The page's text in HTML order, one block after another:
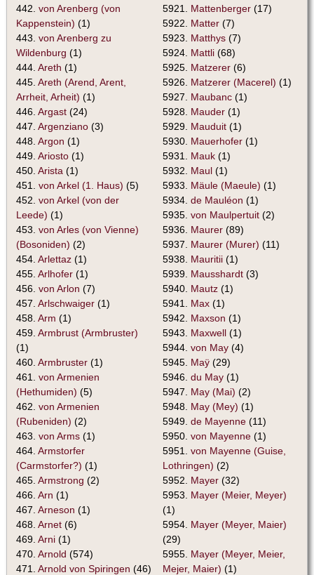
442. von Arenberg (von
Kappenstein) (1)
443. von Arenberg zu
Wildenburg (1)
444. Areth (1)
445. Areth (Arend, Arent,
Arrheit, Arheit) (1)
446. Argast (24)
447. Argenziano (3)
448. Argon (1)
449. Ariosto (1)
450. Arista (1)
451. von Arkel (1. Haus) (5)
452. von Arkel (von der
Leede) (1)
453. von Arles (von Vienne)
(Bosoniden) (2)
454. Arlettaz (1)
455. Arlhofer (1)
456. von Arlon (7)
457. Arlschwaiger (1)
458. Arm (1)
459. Armbrust (Armbruster)
(1)
460. Armbruster (1)
461. von Armenien
(Hethumiden) (5)
462. von Armenien
(Rubeniden) (2)
463. von Arms (1)
464. Armstorfer
(Carmstorfer?) (1)
465. Armstrong (2)
466. Arn (1)
467. Arneson (1)
468. Arnet (6)
469. Arni (1)
470. Arnold (574)
471. Arnold von Spiringen (46)
5921. Mattenberger (17)
5922. Matter (7)
5923. Matthys (7)
5924. Mattli (68)
5925. Matzerer (6)
5926. Matzerer (Macerel) (1)
5927. Maubanc (1)
5928. Mauder (1)
5929. Mauduit (1)
5930. Mauerhofer (1)
5931. Mauk (1)
5932. Maul (1)
5933. Mäule (Maeule) (1)
5934. de Mauléon (1)
5935. von Maulpertuit (2)
5936. Maurer (89)
5937. Maurer (Murer) (11)
5938. Mauritii (1)
5939. Mausshardt (3)
5940. Mautz (1)
5941. Max (1)
5942. Maxson (1)
5943. Maxwell (1)
5944. von May (4)
5945. Maÿ (29)
5946. du May (1)
5947. May (Mai) (2)
5948. May (Mey) (1)
5949. de Mayenne (11)
5950. von Mayenne (1)
5951. von Mayenne (Guise,
Lothringen) (2)
5952. Mayer (32)
5953. Mayer (Meier, Meyer)
(1)
5954. Mayer (Meyer, Maier)
(29)
5955. Mayer (Meyer, Meier,
Mejer, Maier) (1)